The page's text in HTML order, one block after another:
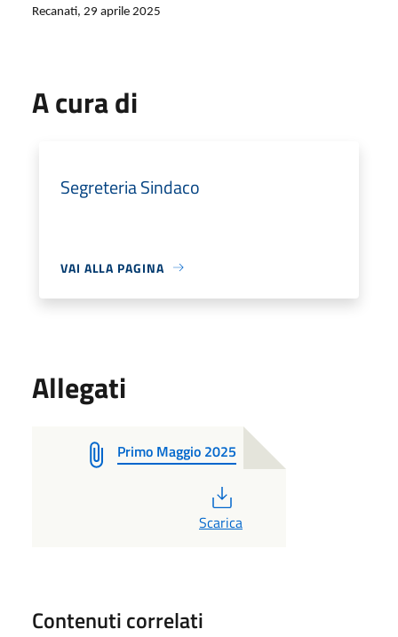
Recanati, 29 aprile 2025
A cura di
Segreteria Sindaco
VAI ALLA PAGINA
Allegati
Primo Maggio 2025
Scarica
Contenuti correlati